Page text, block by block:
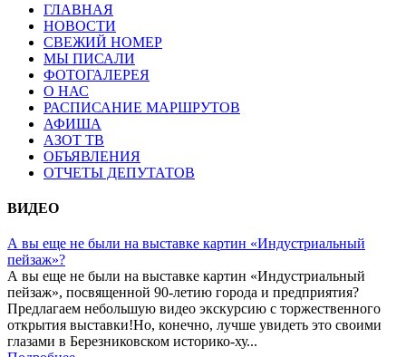
ГЛАВНАЯ
НОВОСТИ
СВЕЖИЙ НОМЕР
МЫ ПИСАЛИ
ФОТОГАЛЕРЕЯ
О НАС
РАСПИСАНИЕ МАРШРУТОВ
АФИША
АЗОТ ТВ
ОБЪЯВЛЕНИЯ
ОТЧЕТЫ ДЕПУТАТОВ
ВИДЕО
А вы еще не были на выставке картин «Индустриальный
пейзаж»?
А вы еще не были на выставке картин «Индустриальный
пейзаж», посвященной 90-летию города и предприятия?
Предлагаем небольшую видео экскурсию с торжественного
открытия выставки!Но, конечно, лучше увидеть это своими
глазами в Березниковском историко-ху...